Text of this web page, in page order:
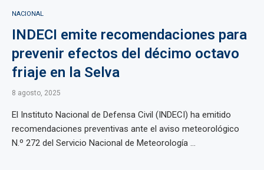
NACIONAL
INDECI emite recomendaciones para
prevenir efectos del décimo octavo
friaje en la Selva
8 agosto, 2025
El Instituto Nacional de Defensa Civil (INDECI) ha emitido
recomendaciones preventivas ante el aviso meteorológico
N.º 272 del Servicio Nacional de Meteorología ...